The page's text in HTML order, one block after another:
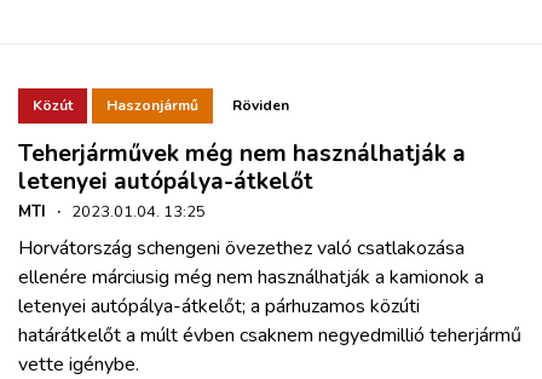
Közút Haszonjármű Röviden
Teherjárművek még nem használhatják a
letenyei autópálya-átkelőt
MTI · 2023.01.04. 13:25
Horvátország schengeni övezethez való csatlakozása
ellenére márciusig még nem használhatják a kamionok a
letenyei autópálya-átkelőt; a párhuzamos közúti
határátkelőt a múlt évben csaknem negyedmillió teherjármű
vette igénybe.